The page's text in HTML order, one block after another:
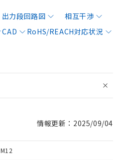
出力段回路図
相互干渉
CAD
RoHS/REACH対応状況
情報更新：2025/09/04
M12